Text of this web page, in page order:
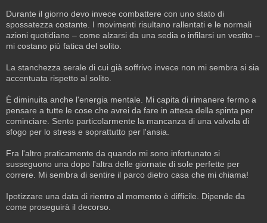
Durante il giorno devo invece combattere con uno stato di
spossatezza costante. I movimenti risultano rallentati e le normali
azioni quotidiane – come alzarsi da una sedia o infilarsi un vestito –
mi costano più fatica del solito.
La stanchezza serale di cui già soffrivo invece non mi sembra si sia
accentuata rispetto al solito.
È diminuita anche l'energia mentale. Mi capita di rimanere fermo a
pensare a tutte le cose che avrei da fare in attesa della spinta per
cominciare. Sento particolarmente la mancanza di una valvola di
sfogo per lo stress e soprattutto per l'ansia.
Fra l'altro praticamente da quando mi sono infortunato si
susseguono una dopo l'altra delle giornate di sole perfette per
correre. Mi sembra di sentire il parco dietro casa che mi chiama!
Ipotizzare una data di rientro al momento è difficile. Dipende da
come proseguirà il decorso.